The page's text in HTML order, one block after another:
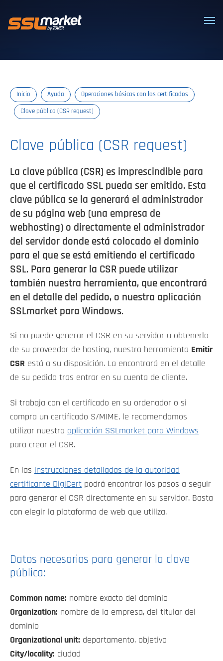
Certificados SSL/TLS confiables
Inicio Ayuda Operaciones básicas con los certificados
Clave pública (CSR request)
Clave pública (CSR request)
La clave pública (CSR) es imprescindible para
que el certificado SSL pueda ser emitido. Esta
clave pública se la generará el administrador
de su página web (una empresa de
webhosting) o directamente el administrador
del servidor donde está colocado el dominio
para el que se está emitiendo el certificado
SSL. Para generar la CSR puede utilizar
también nuestra herramienta, que encontrará
en el detalle del pedido, o nuestra aplicación
SSLmarket para Windows.
Si no puede generar el CSR en su servidor u obtenerlo
de su proveedor de hosting, nuestra herramienta Emitir
CSR está a su disposición. La encontrará en el detalle
de su pedido tras entrar en su cuenta de cliente.
Si trabaja con el certificado en su ordenador o si
compra un certificado S/MIME, le recomendamos
utilizar nuestra aplicación SSLmarket para Windows
para crear el CSR.
En las instrucciones detalladas de la autoridad
certificante DigiCert podrá encontrar los pasos a seguir
para generar el CSR directamente en su servidor. Basta
con elegir la plataforma de web que utiliza.
Datos necesarios para generar la clave
pública:
Common name: nombre exacto del dominio
Organization: nombre de la empresa, del titular del
dominio
Organizational unit: departamento, objetivo
City/locality: ciudad